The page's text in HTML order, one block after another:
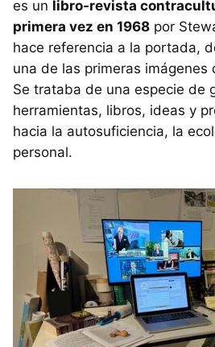
es un libro-revista
primera vez en 1968 por
hace referencia a la portada,
una de las primeras imágenes
Se trataba de una especie de
herramientas, libros, ideas y
hacia la autosuficiencia, la
personal.